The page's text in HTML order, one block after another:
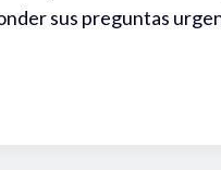
sus preguntas